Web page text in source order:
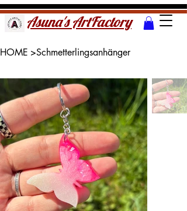
Asuna's ArtFactory
HOME >Schmetterlingsanhänger